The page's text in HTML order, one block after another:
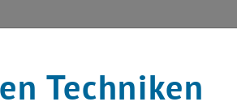
Techniken